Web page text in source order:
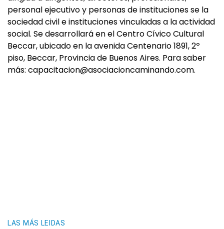
personal ejecutivo y personas de instituciones se la
sociedad civil e instituciones vinculadas a la actividad
social. Se desarrollará en el Centro Cívico Cultural
Beccar, ubicado en la avenida Centenario 1891, 2º
piso, Beccar, Provincia de Buenos Aires. Para saber
más: capacitacion@asociacioncaminando.com.
LAS MÁS LEIDAS